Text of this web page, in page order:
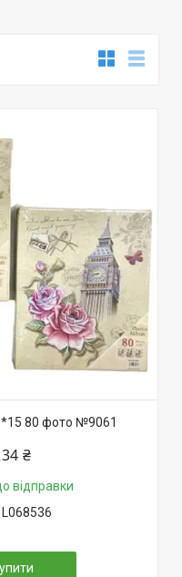
80 фото №9061
₴
відправки
L068536